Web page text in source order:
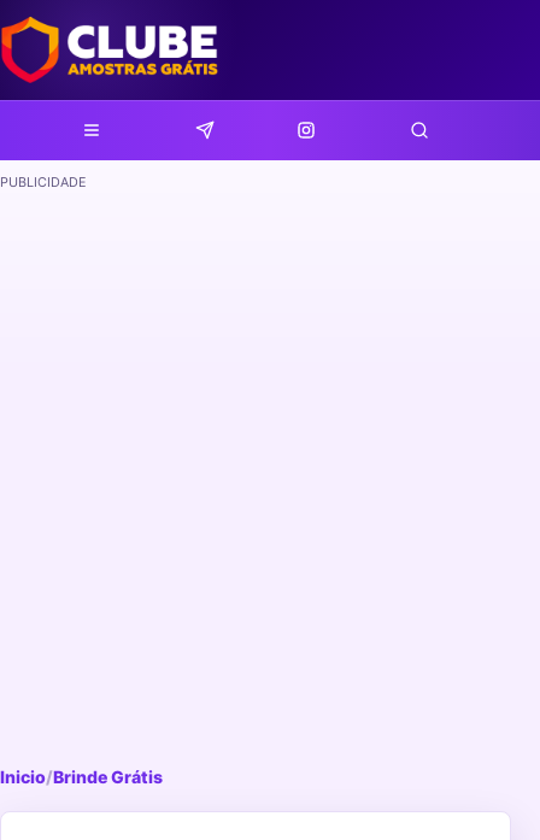
PUBLICIDADE
Inicio/Brinde Grátis